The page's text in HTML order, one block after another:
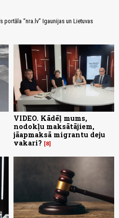
portāla “nra.lv” Igaunijas un Lietuvas
VIDEO. Kādēļ mums,
nodokļu maksātājiem,
jāapmaksā migrantu deju
vakari?
8